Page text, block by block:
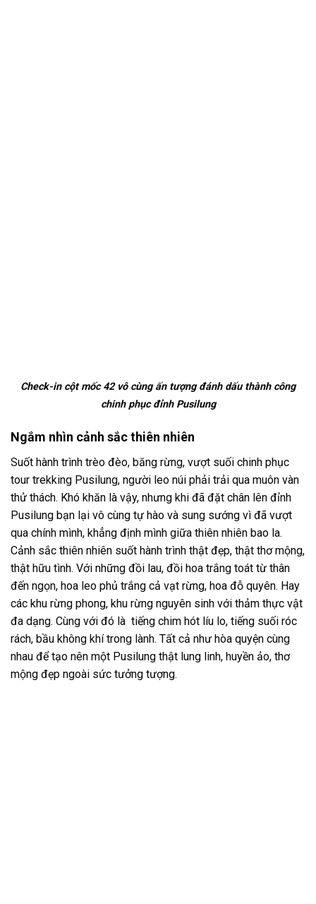
Check-in cột mốc 42 vô cùng ấn tượng đánh dấu thành công
chinh phục đỉnh Pusilung
Ngắm nhìn cảnh sắc thiên nhiên
Suốt hành trình trèo đèo, băng rừng, vượt suối chinh phục
tour trekking Pusilung, người leo núi phải trải qua muôn vàn
thử thách. Khó khăn là vậy, nhưng khi đã đặt chân lên đỉnh
Pusilung bạn lại vô cùng tự hào và sung sướng vì đã vượt
qua chính mình, khẳng định mình giữa thiên nhiên bao la.
Cảnh sắc thiên nhiên suốt hành trình thật đẹp, thật thơ mộng,
thật hữu tình. Với những đồi lau, đồi hoa trắng toát từ thân
đến ngọn, hoa leo phủ trắng cả vạt rừng, hoa đỗ quyên. Hay
các khu rừng phong, khu rừng nguyên sinh với thảm thực vật
đa dạng. Cùng với đó là tiếng chim hót líu lo, tiếng suối róc
rách, bầu không khí trong lành. Tất cả như hòa quyện cùng
nhau để tạo nên một Pusilung thật lung linh, huyền ảo, thơ
mộng đẹp ngoài sức tưởng tượng.